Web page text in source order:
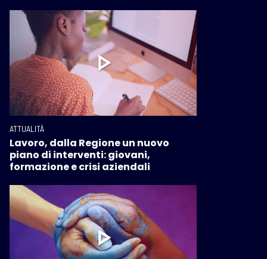
ATTUALITÀ
Lavoro, dalla Regione un nuovo
piano di interventi: giovani,
formazione e crisi aziendali